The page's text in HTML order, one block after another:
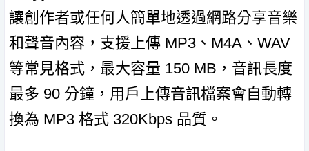
讓創作者或任何人簡單地透過網路分享音樂
和聲音內容，支援上傳 MP3、M4A、WAV
等常見格式，最大容量 150 MB，音訊長度
最多 90 分鐘，用戶上傳音訊檔案會自動轉
換為 MP3 格式 320Kbps 品質。